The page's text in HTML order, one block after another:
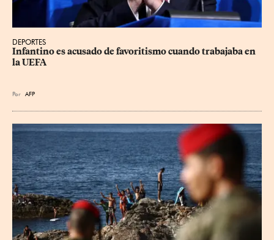
DEPORTES
Infantino es acusado de favoritismo cuando trabajaba en
la UEFA
Por AFP